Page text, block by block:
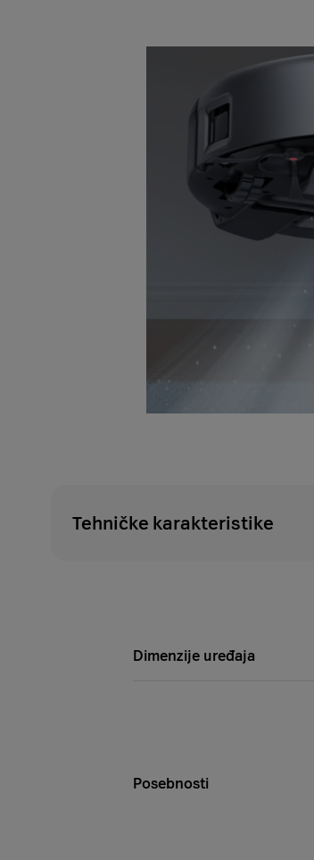
Tehničke karakteristike
Dimenzije uređaja
Posebnosti